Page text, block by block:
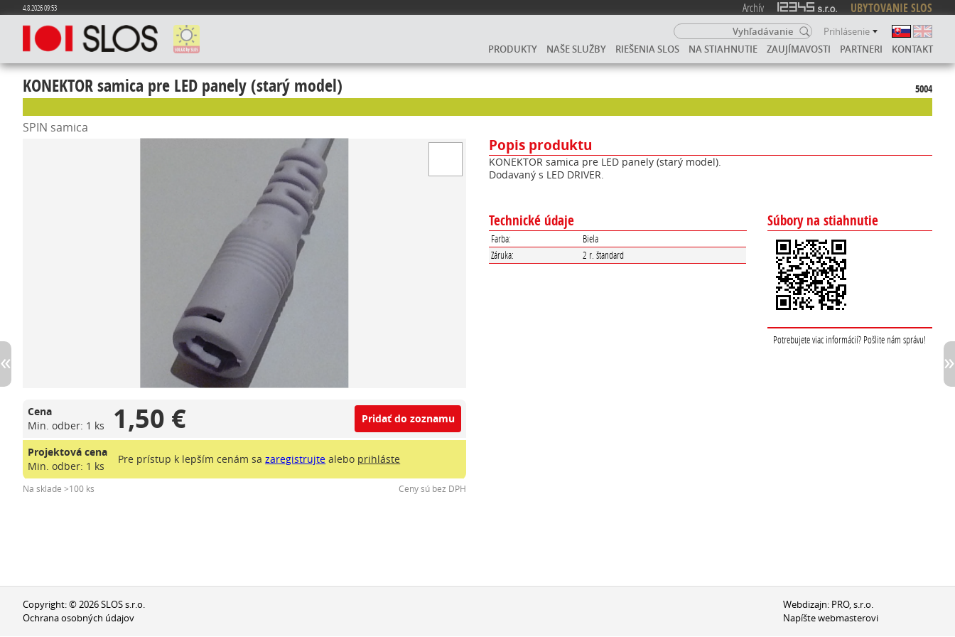
4.8.2026 09:53 Archív UBYTOVANIE SLOS
Prihlásenie
PRODUKTY
NAŠE SLUŽBY RIEŠENIA SLOS NA STIAHNUTIE ZAUJÍMAVOSTI PARTNERI KONTAKT
KONEKTOR samica pre LED panely (starý model) 5004
SPIN samica
Cena
Min. odber: 1 ks 1,50 € Pridať do zoznamu
Projektová cena
Min. odber: 1 ks
Pre prístup k lepším cenám sazaregistrujte alebo prihláste
Na sklade >100 ks Ceny sú bez DPH
Popis produktu
KONEKTOR samica pre LED panely (starý model).
Dodavaný s LED DRIVER.
Technické údaje
Farba:
Biela
Záruka:
2 r. štandard
Súbory na stiahnutie
Potrebujete viac informácií? Pošlite nám správu!
Copyright: © 2026 SLOS s.r.o.
Ochrana osobných údajov
Webdizajn: PRO, s.r.o.
Napíšte webmasterovi